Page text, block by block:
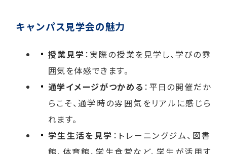
キャンパス見学会の魅力
授業見学 ：実際の授業を見学し、学びの雰
囲気を体感できます。
通学イメージがつかめる ：平日の開催だか
らこそ、通学時の雰囲気をリアルに感じら
れます。
学生生活を見学 ：トレーニングジム、図書
館、体育館、学生食堂など、学生が活用す